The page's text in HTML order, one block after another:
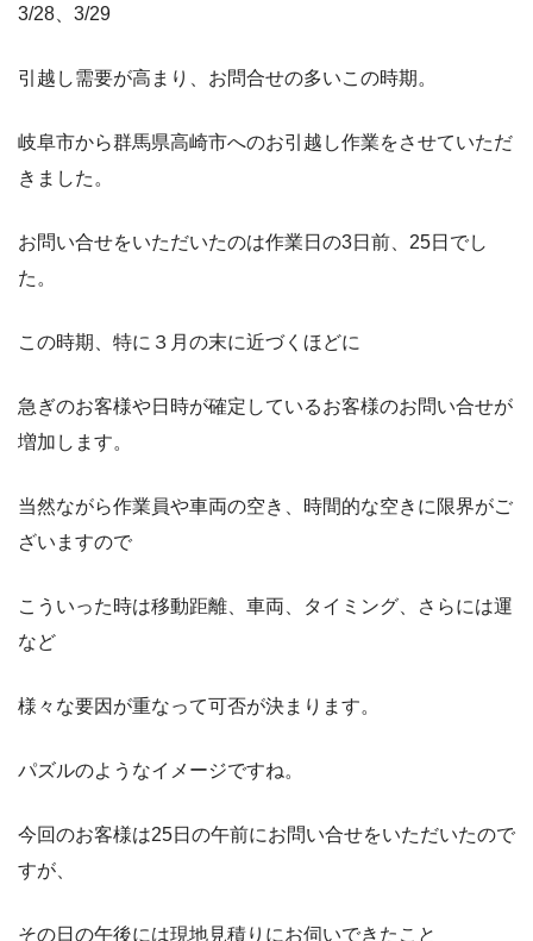
3/28、3/29
引越し需要が高まり、お問合せの多いこの時期。
岐阜市から群馬県高崎市へのお引越し作業をさせていただ
きました。
お問い合せをいただいたのは作業日の3日前、25日でし
た。
この時期、特に３月の末に近づくほどに
急ぎのお客様や日時が確定しているお客様のお問い合せが
増加します。
当然ながら作業員や車両の空き、時間的な空きに限界がご
ざいますので
こういった時は移動距離、車両、タイミング、さらには運
など
様々な要因が重なって可否が決まります。
パズルのようなイメージですね。
今回のお客様は25日の午前にお問い合せをいただいたので
すが、
その日の午後には現地見積りにお伺いできたこと